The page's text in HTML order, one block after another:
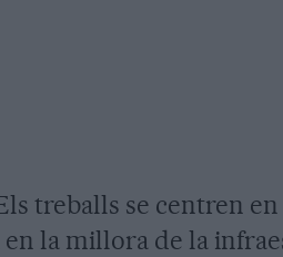
treballs se centren
en la millora de la